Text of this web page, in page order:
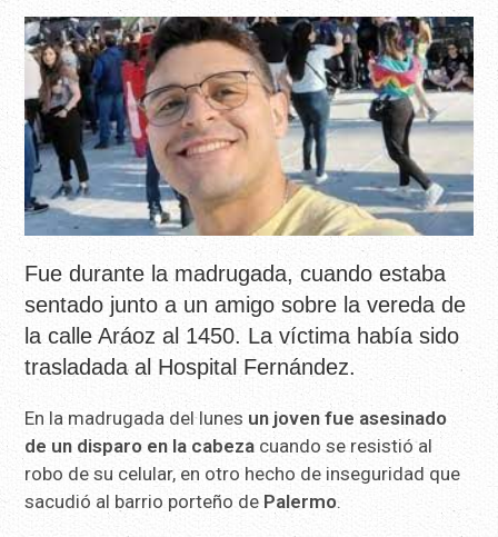
Fue durante la madrugada, cuando estaba
sentado junto a un amigo sobre la vereda de
la calle Aráoz al 1450. La víctima había sido
trasladada al Hospital Fernández.
En la madrugada del lunes un joven fue asesinado
de un disparo en la cabeza cuando se resistió al
robo de su celular, en otro hecho de inseguridad que
sacudió al barrio porteño de Palermo.